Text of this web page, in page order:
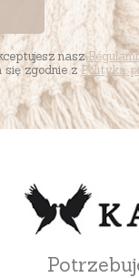
nasz
się zgodnie zPolityką